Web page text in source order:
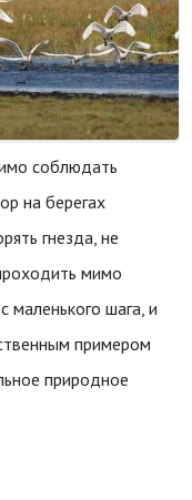
соблюдать
на берегах
гнезда, не
мимо
маленького шага, и
примером
природное